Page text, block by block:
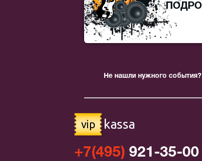
Не нашли нужного события?
vip kassa
+7(495) 921-35-00